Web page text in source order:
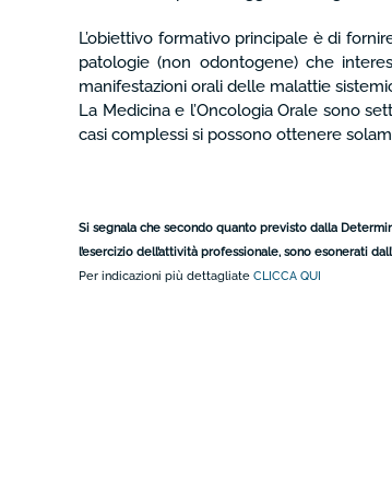
L’obiettivo formativo principale è di
patologie (non odontogene) che
manifestazioni orali delle malattie
La Medicina e l’Oncologia Orale sono
casi complessi si possono ottenere
Si segnala che secondo quanto previsto dalla
l’esercizio dell’attività professionale, sono esonerati
Per indicazioni più dettagliate CLICCA QUI